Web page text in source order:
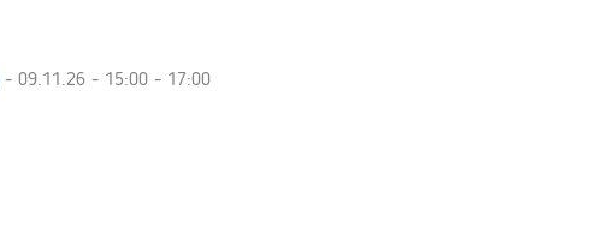
- 09.11.26 - 15:00 - 17:00